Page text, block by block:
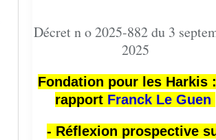
Décret n o 2025-882 du 3
2025
Fondation pour les Harkis
rapport Franck Le Guen
- Réflexion prospective